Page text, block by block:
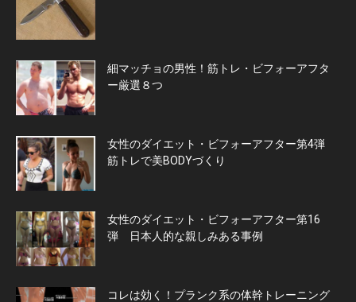
細マッチョの男性！筋トレ・ビフォーアフタ
ー厳選８つ
女性のダイエット・ビフォーアフター第4弾
筋トレで美BODYづくり
女性のダイエット・ビフォーアフター第16
弾 日本人的な親しみある事例
コレは効く！プランク系の体幹トレーニング